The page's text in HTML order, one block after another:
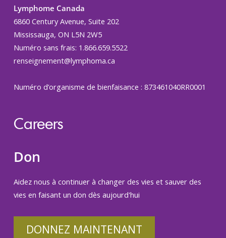
Lymphome Canada
6860 Century Avenue, Suite 202
Mississauga, ON L5N 2W5
Numéro sans frais: 1.866.659.5522
renseignement@lymphoma.ca
Numéro d’organisme de bienfaisance : 873461040RR0001
Careers
Don
Aidez nous à continuer à changer des vies et sauver des
vies en faisant un don dès aujourd'hui
DONNEZ MAINTENANT